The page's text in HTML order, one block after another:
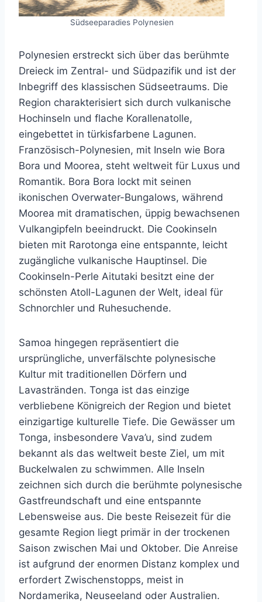
Südseeparadies Polynesien
Polynesien erstreckt sich über das berühmte
Dreieck im Zentral- und Südpazifik und ist der
Inbegriff des klassischen Südseetraums. Die
Region charakterisiert sich durch vulkanische
Hochinseln und flache Korallenatolle,
eingebettet in türkisfarbene Lagunen.
Französisch-Polynesien, mit Inseln wie Bora
Bora und Moorea, steht weltweit für Luxus und
Romantik. Bora Bora lockt mit seinen
ikonischen Overwater-Bungalows, während
Moorea mit dramatischen, üppig bewachsenen
Vulkangipfeln beeindruckt. Die Cookinseln
bieten mit Rarotonga eine entspannte, leicht
zugängliche vulkanische Hauptinsel. Die
Cookinseln-Perle Aitutaki besitzt eine der
schönsten Atoll-Lagunen der Welt, ideal für
Schnorchler und Ruhesuchende.
Samoa hingegen repräsentiert die
ursprüngliche, unverfälschte polynesische
Kultur mit traditionellen Dörfern und
Lavastränden. Tonga ist das einzige
verbliebene Königreich der Region und bietet
einzigartige kulturelle Tiefe. Die Gewässer um
Tonga, insbesondere Vava’u, sind zudem
bekannt als das weltweit beste Ziel, um mit
Buckelwalen zu schwimmen. Alle Inseln
zeichnen sich durch die berühmte polynesische
Gastfreundschaft und eine entspannte
Lebensweise aus. Die beste Reisezeit für die
gesamte Region liegt primär in der trockenen
Saison zwischen Mai und Oktober. Die Anreise
ist aufgrund der enormen Distanz komplex und
erfordert Zwischenstopps, meist in
Nordamerika, Neuseeland oder Australien.